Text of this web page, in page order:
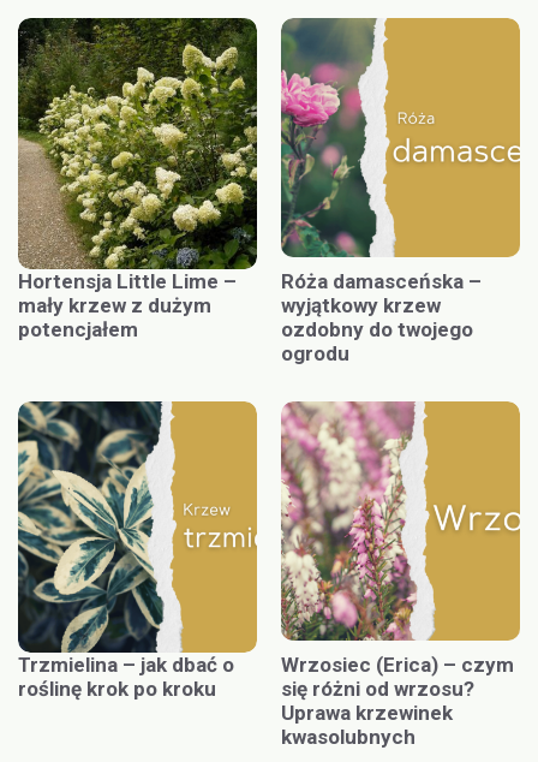
Hortensja Little Lime –
mały krzew z dużym
potencjałem
Róża damasceńska –
wyjątkowy krzew
ozdobny do twojego
ogrodu
Trzmielina – jak dbać o
roślinę krok po kroku
Wrzosiec (Erica) – czym
się różni od wrzosu?
Uprawa krzewinek
kwasolubnych